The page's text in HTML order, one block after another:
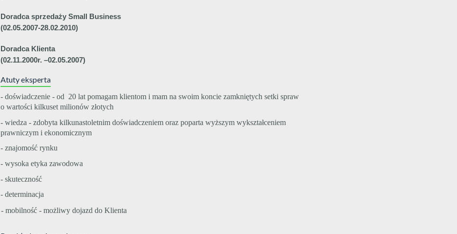
Doradca sprzedaży Small Business
(02.05.2007-28.02.2010)
Doradca Klienta
(02.11.2000r. –02.05.2007)
Atuty eksperta
- doświadczenie - od 20 lat pomagam klientom i mam na swoim koncie zamkniętych setki spraw
o wartości kilkuset milionów złotych
- wiedza - zdobyta kilkunastoletnim doświadczeniem oraz poparta wyższym wykształceniem
prawniczym i ekonomicznym
- znajomość rynku
- wysoka etyka zawodowa
- skuteczność
- determinacja
- mobilność - możliwy dojazd do Klienta